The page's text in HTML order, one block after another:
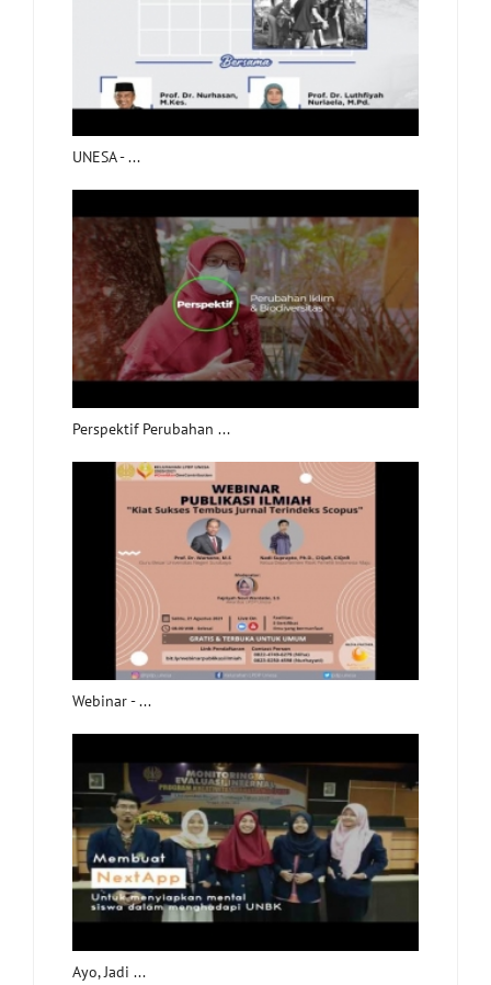
UNESA - ...
Perspektif Perubahan ...
Webinar - ...
Ayo, Jadi ...